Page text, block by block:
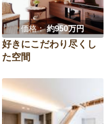
価格：約950万円
好きにこだわり尽くし
た空間